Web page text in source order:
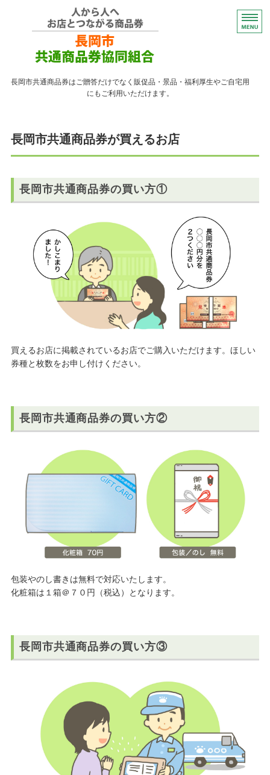
コンパクトなプレゼン
長岡市共通商品券はご贈答だけでなく販促品・景品・福利厚生やご自宅用
にもご利用いただけます。
よくある質問
ながおかペイ利用者向け
長岡市共通商品券が買えるお店
長岡市共通商品券の買い方①
買えるお店に掲載されているお店でご購入いただけます。ほしい
券種と枚数をお申し付けください。
長岡市共通商品券の買い方②
包装やのし書きは無料で対応いたします。
化粧箱は１箱＠７０円（税込）となります。
長岡市共通商品券の買い方③